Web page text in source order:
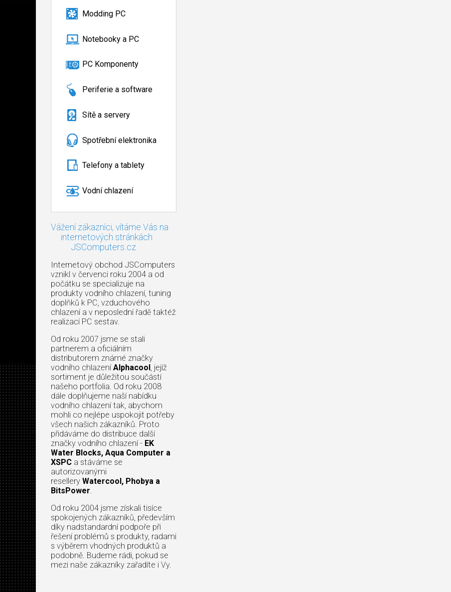
Modding PC
Notebooky a PC
PC Komponenty
Periferie a software
Sítě a servery
Spotřební elektronika
Telefony a tablety
Vodní chlazení
Vážení zákazníci, vítáme Vás na
internetových stránkách
JSComputers.cz
Internetový obchod JSComputers
vznikl v červenci roku 2004 a od
počátku se specializuje na
produkty vodního chlazení, tuning
doplňků k PC, vzduchového
chlazení a v neposlední řadě taktéž
realizací PC sestav.
Od roku 2007 jsme se stali
partnerem a oficiálním
distributorem známé značky
vodního chlazení Alphacool, jejíž
sortiment je důležitou součástí
našeho portfolia. Od roku 2008
dále doplňujeme naší nabídku
vodního chlazení tak, abychom
mohli co nejlépe uspokojit potřeby
všech našich zákazníků. Proto
přidáváme do distribuce další
značky vodního chlazení - EK
Water Blocks, Aqua Computer a
XSPC a stáváme se
autorizovanými
resellery Watercool, Phobya a
BitsPower.
Od roku 2004 jsme získali tisíce
spokojených zákazníků, především
díky nadstandardní podpoře při
řešení problémů s produkty, radami
s výběrem vhodných produktů a
podobně. Budeme rádi, pokud se
mezi naše zákazníky zařadíte i Vy.